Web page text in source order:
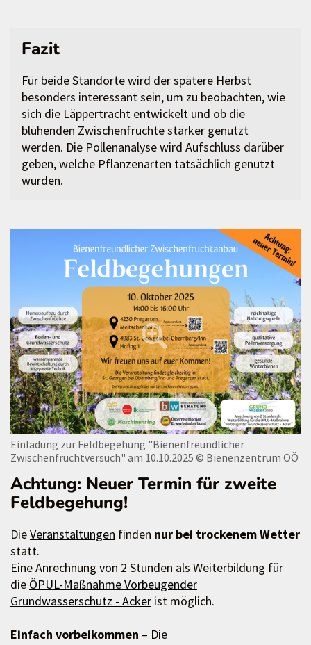
Fazit
Für beide Standorte wird der spätere Herbst
besonders interessant sein, um zu beobachten, wie
sich die Läppertracht entwickelt und ob die
blühenden Zwischenfrüchte stärker genutzt
werden. Die Pollenanalyse wird Aufschluss darüber
geben, welche Pflanzenarten tatsächlich genutzt
wurden.
Einladung zur Feldbegehung "Bienenfreundlicher
Zwischenfruchtversuch" am 10.10.2025 © Bienenzentrum OÖ
Achtung: Neuer Termin für zweite
Feldbegehung!
DieVeranstaltungen finden nur bei trockenem Wetter
statt.
Eine Anrechnung von 2 Stunden als Weiterbildung für
die ÖPUL-Maßnahme Vorbeugender
Grundwasserschutz - Acker ist möglich.
Einfach vorbeikommen – Die